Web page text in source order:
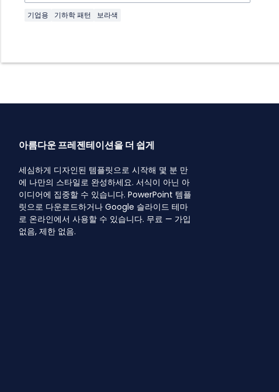
기업용 기하학 패턴 보라색
아름다운 프레젠테이션을 더 쉽게
세심하게 디자인된 템플릿으로 시작해 몇 분 만
에 나만의 스타일로 완성하세요. 서식이 아닌 아
이디어에 집중할 수 있습니다. PowerPoint 템플
릿으로 다운로드하거나 Google 슬라이드 테마
로 온라인에서 사용할 수 있습니다. 무료 — 가입
없음, 제한 없음.